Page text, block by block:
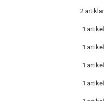
2 artiklar
1 artikel
1 artikel
1 artikel
1 artikel